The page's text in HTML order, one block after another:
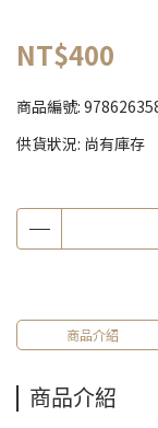
NT$400
商品編號:
供貨狀況: 尚有庫存
商品介紹
商品介紹